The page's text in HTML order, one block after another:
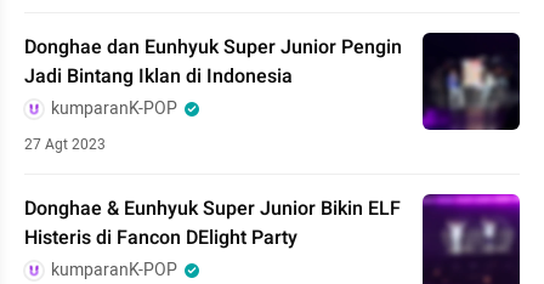
Donghae dan Eunhyuk Super Junior Pengin
Jadi Bintang Iklan di Indonesia
kumparanK-POP
27 Agt 2023
Donghae & Eunhyuk Super Junior Bikin ELF
Histeris di Fancon DElight Party
kumparanK-POP